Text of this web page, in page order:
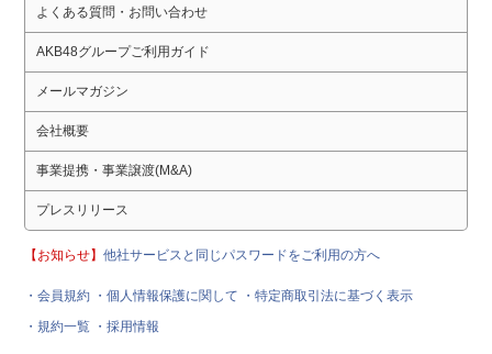
よくある質問・お問い合わせ
AKB48グループご利用ガイド
メールマガジン
会社概要
事業提携・事業譲渡(M&A)
プレスリリース
【お知らせ】他社サービスと同じパスワードをご利用の方へ
・会員規約 ・個人情報保護に関して
・特定商取引法に基づく表示
・規約一覧 ・採用情報